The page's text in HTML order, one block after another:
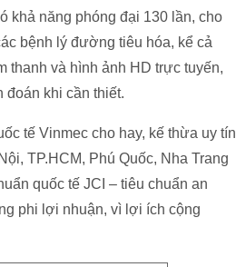
khả năng phóng đại 130 lần, cho
bệnh lý đường tiêu hóa, kể cả
thanh và hình ảnh HD trực tuyến,
đoán khi cần thiết.
tế Vinmec cho hay, kế thừa uy tín
TP.HCM, Phú Quốc, Nha Trang
quốc tế JCI – tiêu chuẩn an
phi lợi nhuận, vì lợi ích cộng